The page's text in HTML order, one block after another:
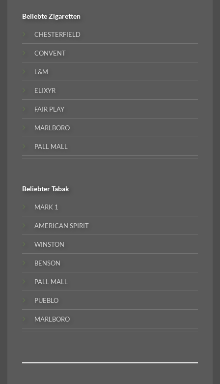
BeliebteZigaretten
CHESTERFIELD
CONVENT
L&M
ELIXYR
FAIR PLAY
MARLBORO
PALL MALL
BeliebterTabak
MARK 1
AMERICAN SPIRIT
WINSTON
BENSON
PALL MALL
PUEBLO
MARLBORO